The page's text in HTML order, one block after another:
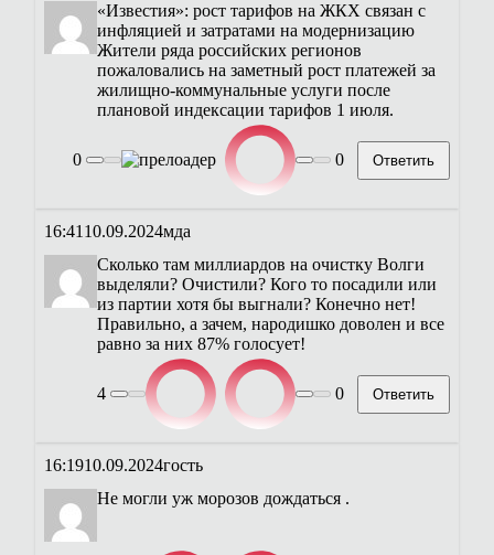
«Известия»: рост тарифов на ЖКХ связан с
инфляцией и затратами на модернизацию
Жители ряда российских регионов
пожаловались на заметный рост платежей за
жилищно-коммунальные услуги после
плановой индексации тарифов 1 июля.
0 0 Ответить
16:41 10.09.2024мда
Сколько там миллиардов на очистку Волги
выделяли? Очистили? Кого то посадили или
из партии хотя бы выгнали? Конечно нет!
Правильно, а зачем, народишко доволен и все
равно за них 87% голосует!
4 0 Ответить
16:1910.09.2024гость
Не могли уж морозов дождаться .